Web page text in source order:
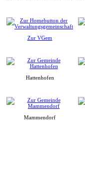
Zur VGem
Hattenhofen
Mammendorf